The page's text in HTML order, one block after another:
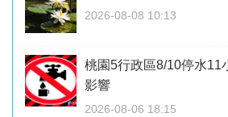
2026-08-08 10:13
桃園5行政區8/10停水
影響
2026-08-06 18:15